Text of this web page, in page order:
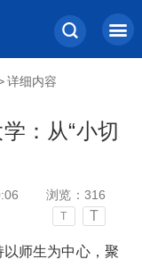
详细内容
：从“小切
浏览： 316
T T
师生为中心，聚